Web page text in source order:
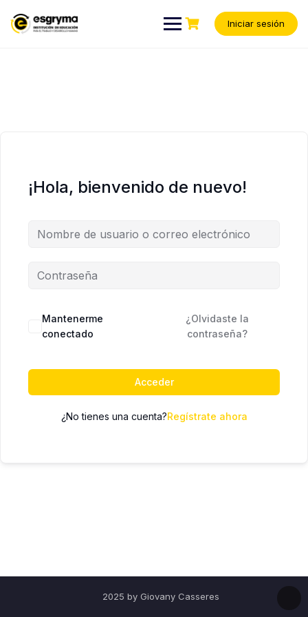
Iniciar sesión
¡Hola, bienvenido de nuevo!
Mantenerme
conectado
¿Olvidaste la
contraseña?
Acceder
¿No tienes una cuenta?Regístrate ahora
2025 by Giovany Casseres